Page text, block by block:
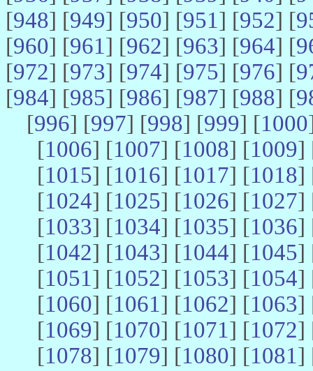
[948] [949] [950] [951] [952] [
[960] [961] [962] [963] [964] [
[972] [973] [974] [975] [976] [
[984] [985] [986] [987] [988] [
[996] [997] [998] [999] [1000
[1006] [1007] [1008] [1009]
[1015] [1016] [1017] [1018]
[1024] [1025] [1026] [1027]
[1033] [1034] [1035] [1036]
[1042] [1043] [1044] [1045]
[1051] [1052] [1053] [1054]
[1060] [1061] [1062] [1063]
[1069] [1070] [1071] [1072]
[1078] [1079] [1080] [1081]